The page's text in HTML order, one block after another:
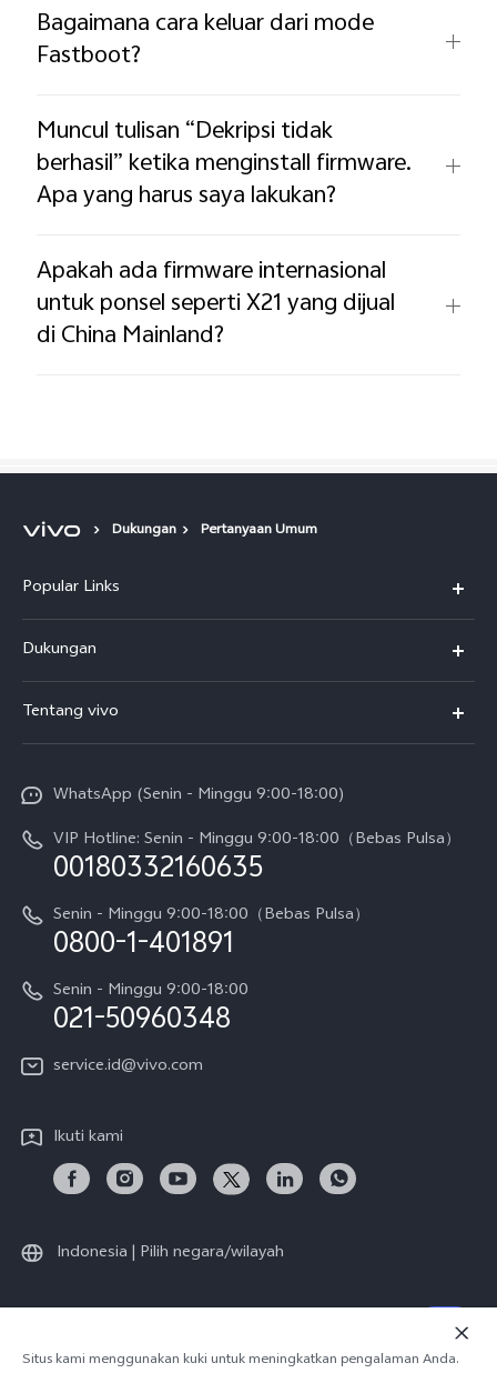
Bagaimana cara keluar dari mode
Fastboot?
Muncul tulisan “Dekripsi tidak
berhasil” ketika menginstall firmware.
Apa yang harus saya lakukan?
Apakah ada firmware internasional
untuk ponsel seperti X21 yang dijual
di China Mainland?
Dukungan Pertanyaan Umum
Popular Links
T5
T5 Pro
V70
V70 FE
Y05
X300 Pro
Gerai Terdekat
Dukungan
Service Center
Funtouch OS
Pembaruan Sistem
Harga Spare Part
Otentikasi IMEI
Kebijakan Garansi vivo
Layanan Perbaikan Antar Jemput
Unduh LUT untuk Memulihkan Log
Tentang vivo
Sejarah
Berita
Pemberitahuan Hukum
Tentang Kami
Pusat Privasi vivo
WhatsApp (Senin - Minggu 9:00-18:00)
VIP Hotline: Senin - Minggu 9:00-18:00（Bebas Pulsa）
00180332160635
Senin - Minggu 9:00-18:00（Bebas Pulsa）
0800-1-401891
Senin - Minggu 9:00-18:00
021-50960348
service.id@vivo.com
Ikuti kami
Indonesia | Pilih negara/wilayah
undang-undang.
Situs kami menggunakan kuki untuk meningkatkan pengalaman Anda.